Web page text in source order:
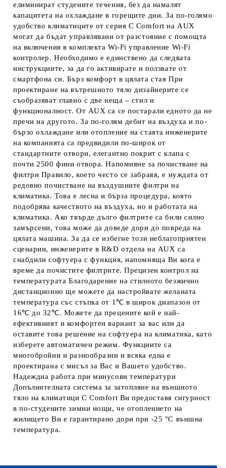
елиминират студените течения, без да намалят
капацитета на охлаждане в горещите дни. За по-голямо
удобство климатиците от серия C Comfort на AUX
могат да бъдат управлявани от разстояние с помощта
на включения в комплекта Wi-Fi управление Wi-Fi
контролер. Необходимо е единствено да следвата
инструкциите, за да го активирате и ползвате от
смартфона си. Бърз комфорт в цялата стая При
проектиране на вътрешното тяло дизайнерите се
съобразяват главно с две неща – стил и
функционалност. От AUX са се постарали едното да не
пречи на другото. За по-голям дебит на въздуха и по-
бързо охлаждане или отопление на стаята инженерите
на компанията са предвидили по-широк от
стандартните отвори, елегантно покрит с клапа с
почти 2500 фини отвора. Напомняне за почистване на
филтри Правило, което често се забравя, е нуждата от
редовно почистване на въздушните филтри на
климатика. Това е лесна и бърза процедура, която
подобрява качеството на въздуха, но и работата на
климатика. Ако твърде дълго филтрите са били силно
замърсени, това може да доведе дори до повреда на
цялата машина. За да се избегне този неблагоприятен
сценарии, инженерите в R&D отдела на AUX са
снабдили софтуера с функция, напомняща Ви кога е
време да почистите филтрите. Прецизен контрол на
температурата Благодарение на стилното безжично
дистанционно ще можете да настройвате желаната
температура със стъпка от 1℃ в широк диапазон от
16℃ до 32℃. Можете да прецените кой е най-
ефективният и комфортен вариант за вас или да
оставите това решение на софтуера на климатика, като
изберете автоматичен режим. Функциите са
многобройни и разнообразни и всяка една е
проектирана с мисъл за Вас и Вашето удобство.
Надеждна работа при минусови температури
Допълнителната система за затопляне на външното
тяло на климатици C Comfort Ви предоставя сигурност
в по-студените зимни нощи, че отоплението на
жилището Ви е гарантирано дори при -25 °C външна
температура.